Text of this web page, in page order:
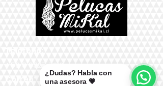
¿Dudas? Habla con
una asesora 💗